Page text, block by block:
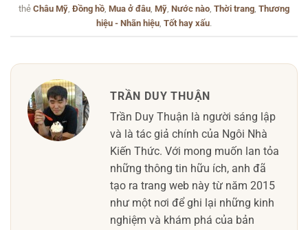
thẻ Châu Mỹ Đồng hồ Mua ở đâu Mỹ Nước nào Thời trang Thương
hiệu - Nhãn hiệu Tốt hay xấu.
TRẦN DUY THUẬN
Trần Duy Thuận là người sáng lập
và là tác giả chính của Ngôi Nhà
Kiến Thức. Với mong muốn lan tỏa
những thông tin hữu ích, anh đã
tạo ra trang web này từ năm 2015
như một nơi để ghi lại những kinh
nghiệm và khám phá của bản